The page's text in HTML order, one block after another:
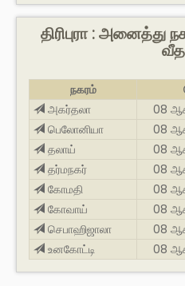
திரிபுரா : அனைத்து
நகரம்
அகர்தலா
08
பெலோனியா
08
தலாய்
08
தர்மநகர்
08
கோமதி
08
கோவாய்
08
செபாஹிஜாலா
08
உனகோட்டி
08